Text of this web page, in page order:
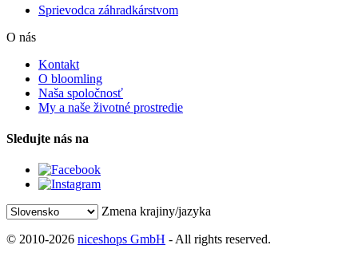
Sprievodca záhradkárstvom
O nás
Kontakt
O bloomling
Naša spoločnosť
My a naše životné prostredie
Sledujte nás na
Zmena krajiny/jazyka
© 2010-2026 niceshops GmbH - All rights reserved.